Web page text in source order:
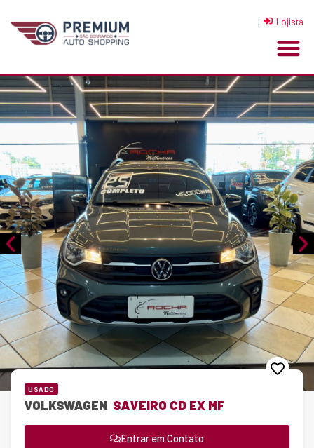
| Lojista
USADO
VOLKSWAGEN SAVEIRO CD EX MF
Entrar em Contato